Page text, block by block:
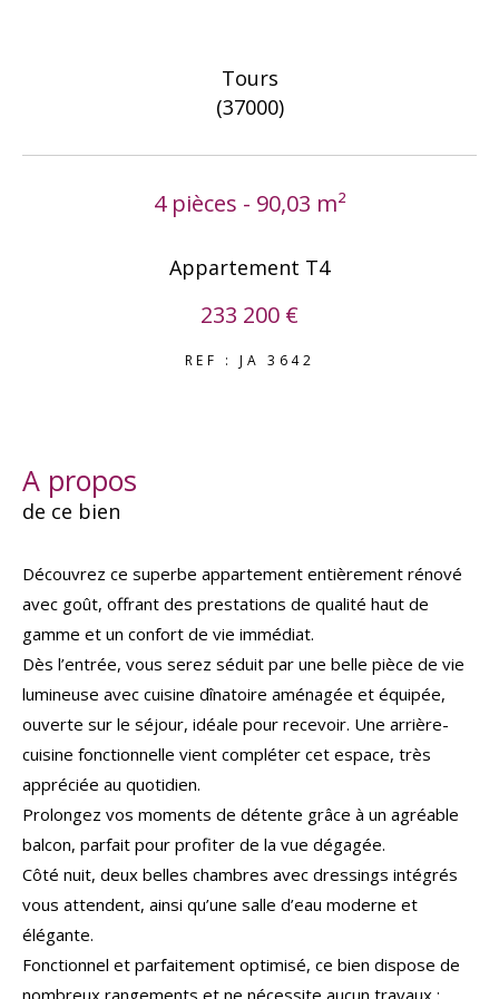
Tours
(37000)
4 pièces - 90,03 m²
Appartement T4
233 200 €
REF : JA 3642
a propos
de ce bien
Découvrez ce superbe appartement entièrement rénové
avec goût, offrant des prestations de qualité haut de
gamme et un confort de vie immédiat.
Dès l’entrée, vous serez séduit par une belle pièce de vie
lumineuse avec cuisine dînatoire aménagée et équipée,
ouverte sur le séjour, idéale pour recevoir. Une arrière-
cuisine fonctionnelle vient compléter cet espace, très
appréciée au quotidien.
Prolongez vos moments de détente grâce à un agréable
balcon, parfait pour profiter de la vue dégagée.
Côté nuit, deux belles chambres avec dressings intégrés
vous attendent, ainsi qu’une salle d’eau moderne et
élégante.
Fonctionnel et parfaitement optimisé, ce bien dispose de
nombreux rangements et ne nécessite aucun travaux :